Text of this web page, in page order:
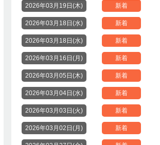
2026年03月19日(木) 新着
2026年03月18日(水) 新着
2026年03月18日(水) 新着
2026年03月16日(月) 新着
2026年03月05日(木) 新着
2026年03月04日(水) 新着
2026年03月03日(火) 新着
2026年03月02日(月) 新着